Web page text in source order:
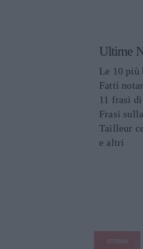
Ultime
Le 10 più
Fatti
11 frasi
Frasi
Tailleur
e altri
STORIA